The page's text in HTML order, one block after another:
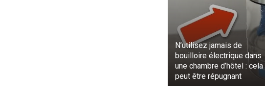
N’utilisez jamais de
bouilloire électrique dans
une chambre d’hôtel : cela
peut être répugnant